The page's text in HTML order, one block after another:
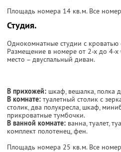
Площадь номера 14 кв.м. Все
Студия.
Однокомнатные студии с
Размещение в номере от 2-х до 4-х
место – двуспальный диван.
В прихожей: шкаф, вешалка, полка
В комнате: туалетный столик с
столик, два полукресла, шкаф,
прикроватные тумбочки.
В ванной комнате: ванна, туалет,
комплект полотенец, фен.
Площадь номера 25 кв.м. Все